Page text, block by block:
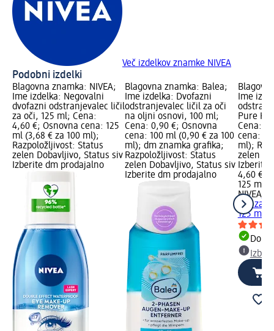
Več izdelkov znamke NIVEA
Podobni izdelki
Blagovna znamka: NIVEA;
Ime izdelka: Negovalni
dvofazni odstranjevalec ličil
za oči, 125 ml; Cena:
4,60 €; Osnovna cena: 125
ml (3,68 € za 100 ml);
Razpoložljivost: Status
zelen Dobavljivo, Status siv
Izberite dm prodajalno
Blagovna znamka: Balea;
Ime izdelka: Dvofazni
odstranjevalec ličil za oči
na oljni osnovi, 100 ml;
Cena: 0,90 €; Osnovna
cena: 100 ml (0,90 € za 100
ml); dm znamka grafika;
Razpoložljivost: Status
zelen Dobavljivo, Status siv
Izberite dm prodajalno
Ime
Pure
Cena:
cena:
ml);
zelen
Izberite
4,60 €
125 ml
NIVEA
ličil za
125 ml